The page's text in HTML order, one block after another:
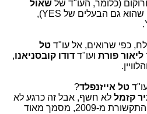
(כלומר, העו"ד של שאול
, הבעלים של יורוקום, שהוא גם הבעלים של YES),
כפי שרואים, אל עו"ד טל
ליאור פורתועו"ד דודו קובסניאנו,
טל אייזנפלד?
קזמל לא חשף, אבל זה כרגע לא
חשוב בכלל) ומסמך ממשרד התקשורת מ-2009, מסמך מאוד